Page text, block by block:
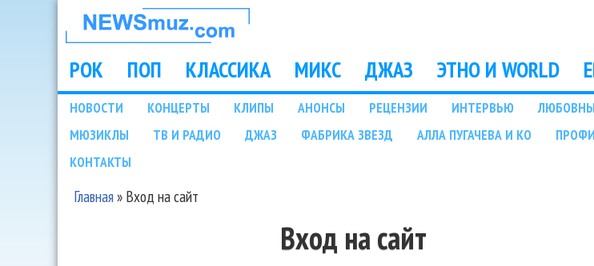
НОВОСТИ
МУЗЫКИ И
ШОУ БИЗНЕСА
NEWSMUZ.COM
Main menu
РОК ПОП КЛАССИКА МИКС ДЖАЗ ЭТНО И WORLD
Подразделы
НОВОСТИ КОНЦЕРТЫ КЛИПЫ АНОНСЫ РЕЦЕНЗИИ ИНТЕРВЬЮ
МЮЗИКЛЫ
ТВ И РАДИО ДЖАЗ ФАБРИКА ЗВЕЗД АЛЛА ПУГАЧЕВА И КО ПРОФИ
КОНТАКТЫ
Вы здесь
Главная» Вход на сайт
Вход на сайт